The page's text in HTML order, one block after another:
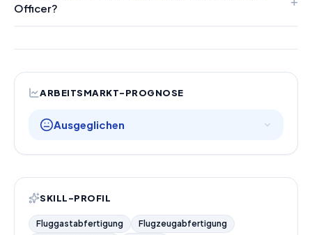
Officer?
ARBEITSMARKT-PROGNOSE
Ausgeglichen
SKILL-PROFIL
Fluggastabfertigung
Flugzeugabfertigung